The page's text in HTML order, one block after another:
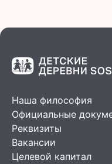
Наша философия
Официальные
Реквизиты
Вакансии
Целевой капитал